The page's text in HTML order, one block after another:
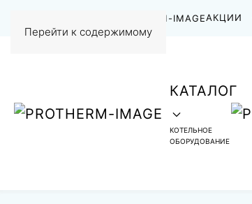
Перейти к содержимому
АКЦИИ
КАТАЛОГ
КОТЕЛЬНОЕ
ОБОРУДОВАНИЕ